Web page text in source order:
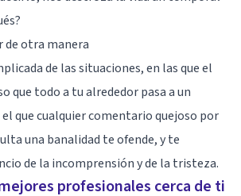
de otra manera
de las situaciones, en las que el
que todo a tu alrededor pasa a un
que cualquier comentario quejoso por
una banalidad te ofende, y te
de la incomprensión y de la tristeza.
profesionales cerca de ti